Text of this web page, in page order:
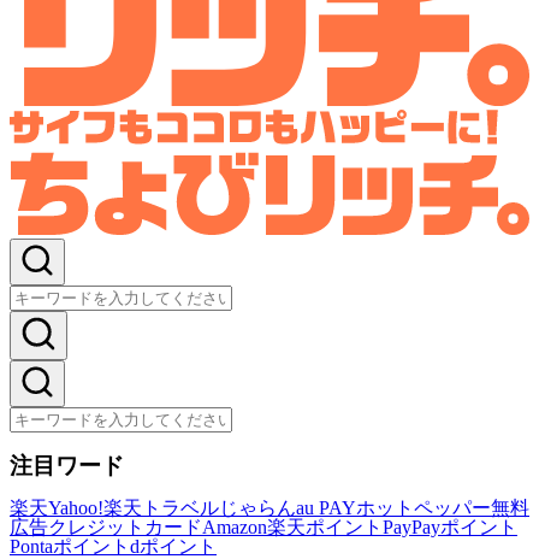
注目ワード
楽天Yahoo!楽天トラベルじゃらんau PAYホットペッパー無料
広告クレジットカードAmazon楽天ポイント PayPayポイント
Pontaポイント dポイント